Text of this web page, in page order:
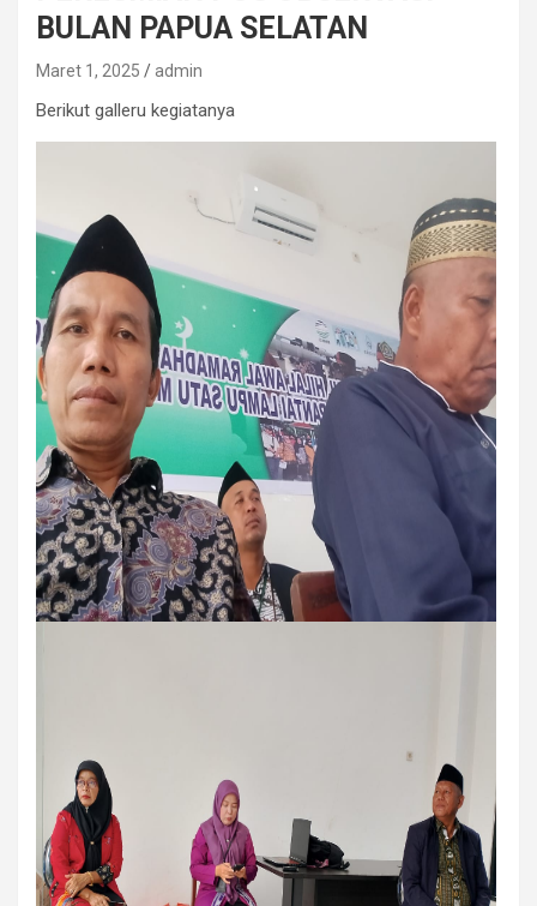
BULAN PAPUA SELATAN
Maret 1, 2025 admin
Berikut galleru kegiatanya